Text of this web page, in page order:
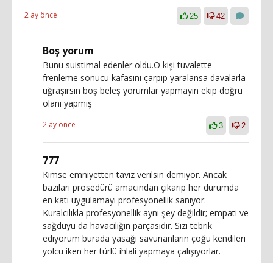
2 ay önce 25 42
Boş yorum
Bunu suistimal edenler oldu.O kişi tuvalette
frenleme sonucu kafasını çarpıp yaralansa davalarla
uğraşırsın boş beleş yorumlar yapmayın ekip doğru
olanı yapmış
2 ay önce 3 2
777
Kimse emniyetten taviz verilsin demiyor. Ancak
bazıları prosedürü amacından çıkarıp her durumda
en katı uygulamayı profesyonellik sanıyor.
Kuralcılıkla profesyonellik aynı şey değildir; empati ve
sağduyu da havacılığın parçasıdır. Sizi tebrik
ediyorum burada yasağı savunanların çoğu kendileri
yolcu iken her türlü ihlali yapmaya çalışıyorlar.